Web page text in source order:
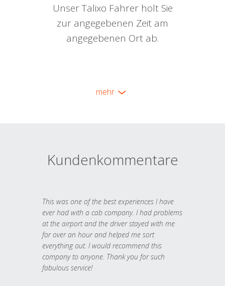
Unser Talixo Fahrer holt Sie
zur angegebenen Zeit am
angegebenen Ort ab.
mehr
Kundenkommentare
This was one of the best experiences I have
ever had with a cab company. I had problems
at the airport and the driver stayed with me
for over an hour and helped me sort
everything out. I would recommend this
company to anyone. Thank you for such
fabulous service!